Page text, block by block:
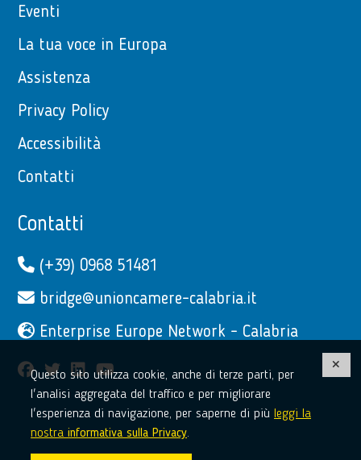
Eventi
La tua voce in Europa
Assistenza
Privacy Policy
Accessibilità
Contatti
Contatti
(+39) 0968 51481
bridge@unioncamere-calabria.it
Enterprise Europe Network - Calabria
facebook
twitterlinkedinyoutube
Questo sito utilizza cookie, anche di terze parti, per
l'analisi aggregata del traffico e per migliorare
l'esperienza di navigazione, per saperne di più leggi la
nostra informativa sulla Privacy.